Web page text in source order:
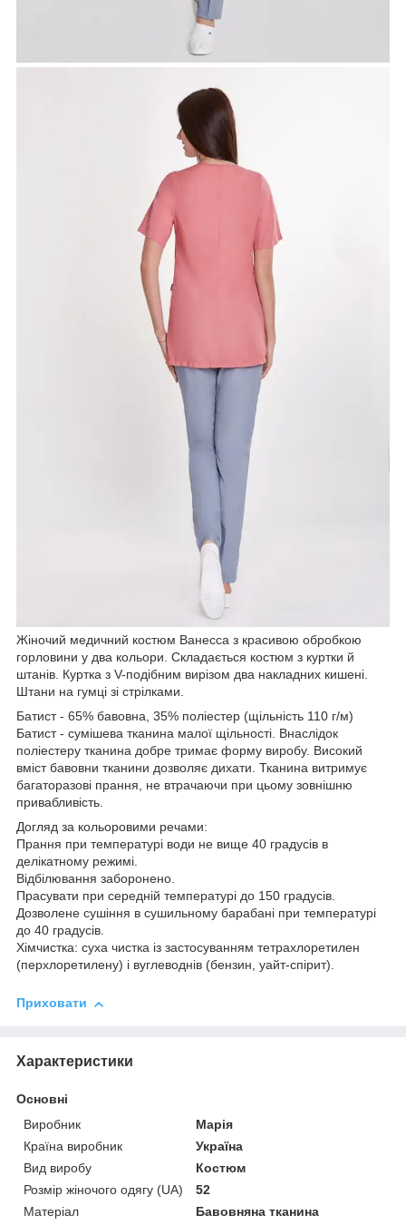
Жіночий медичний костюм Ванесса з красивою обробкою
горловини у два кольори. Складається костюм з куртки й
штанів. Куртка з V-подібним вирізом два накладних кишені.
Штани на гумці зі стрілками.
Батист - 65% бавовна, 35% поліестер (щільність 110 г/м)
Батист - сумішева тканина малої щільності. Внаслідок
поліестеру тканина добре тримає форму виробу. Високий
вміст бавовни тканини дозволяє дихати. Тканина витримує
багаторазові прання, не втрачаючи при цьому зовнішню
привабливість.
Догляд за кольоровими речами:
Прання при температурі води не вище 40 градусів в
делікатному режимі.
Відбілювання заборонено.
Прасувати при середній температурі до 150 градусів.
Дозволене сушіння в сушильному барабані при температурі
до 40 градусів.
Хімчистка: суха чистка із застосуванням тетрахлоретилен
(перхлоретилену) і вуглеводнів (бензин, уайт-спірит).
Приховати
Характеристики
Основні
Виробник
Марія
Країна виробник
Україна
Вид виробу
Костюм
Розмір жіночого одягу (UA)
52
Матеріал
Бавовняна тканина